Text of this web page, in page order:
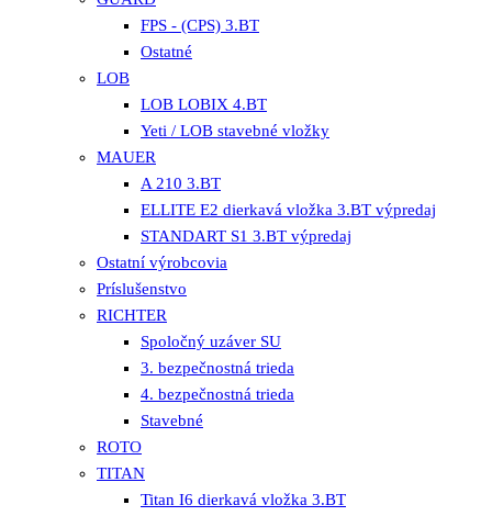
FPS - (CPS) 3.BT
Ostatné
LOB
LOB LOBIX 4.BT
Yeti / LOB stavebné vložky
MAUER
A 210 3.BT
ELLITE E2 dierkavá vložka 3.BT výpredaj
STANDART S1 3.BT výpredaj
Ostatní výrobcovia
Príslušenstvo
RICHTER
Spoločný uzáver SU
3. bezpečnostná trieda
4. bezpečnostná trieda
Stavebné
ROTO
TITAN
Titan I6 dierkavá vložka 3.BT